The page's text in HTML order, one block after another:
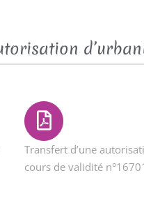
Transfert d’une
cours de validité